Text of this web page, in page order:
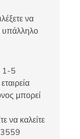
να
υπάλληλο
1-5
μπορεί
να καλείτε